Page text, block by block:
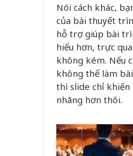
Nói cách khác,
của bài thuyết
hỗ trợ giúp bài
hiểu hơn, trực
không kém. Nếu
không thể làm
thì slide chỉ khiến
nhãng hơn thôi.